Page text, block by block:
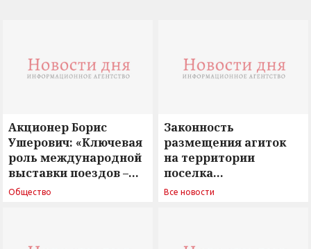
Акционер Борис
Ушерович: «Ключевая
роль международной
выставки поездов –
поиск ответов на
Общество
Законность
размещения агиток
на территории
поселка
Новосергиевка
Все новости